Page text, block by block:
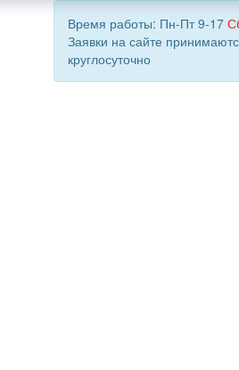
Время работы: Пн-Пт 9-17
Заявки на сайте
круглосуточно